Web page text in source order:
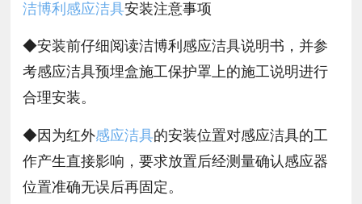
洁博利感应洁具安装注意事项
◆安装前仔细阅读洁博利感应洁具说明书，并参
考感应洁具预埋盒施工保护罩上的施工说明进行
合理安装。
◆因为红外感应洁具的安装位置对感应洁具的工
作产生直接影响，要求放置后经测量确认感应器
位置准确无误后再固定。